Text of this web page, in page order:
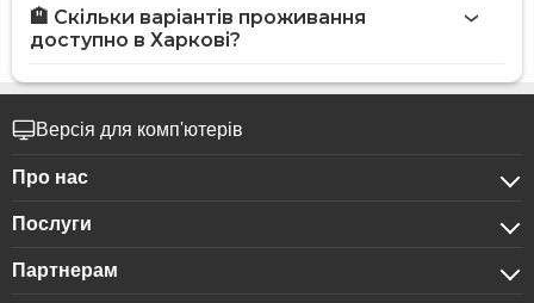
🏨 Скільки варіантів проживання
доступно в Харкові?
Версія для комп'ютерів
Про нас
Про компанію
Конфіденційність
Послуги
Для бізнес-клієнтів
Партнерам